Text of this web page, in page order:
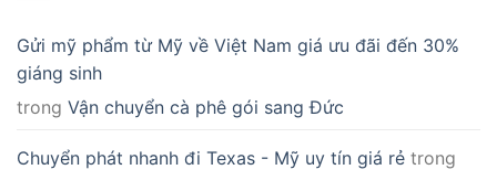
Gửi mỹ phẩm từ Mỹ về Việt Nam giá ưu đãi đến 30%
giáng sinh
trong Vận chuyển cà phê gói sang Đức
Chuyển phát nhanh đi Texas - Mỹ uy tín giá rẻ trong